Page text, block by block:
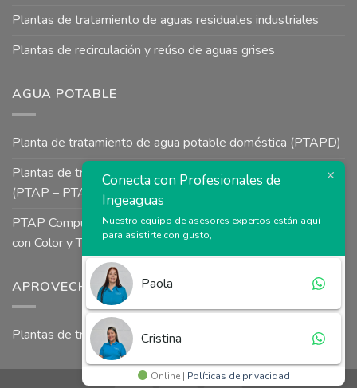
Plantas de tratamiento de aguas residuales industriales
Plantas de recirculación y reúso de aguas grises
AGUA POTABLE
Planta de tratamiento de agua potable doméstica (PTAPD)
Plantas de tratamiento de agua potable para uso industrial
(PTAP – PTAI)
PTAP Compuesta a Presión tipo Uso Colectivo para Aguas
con Color y Turbiedad
APROVECHAMIENTO DE AGUAS LLUVIAS
Plantas de tratamiento agua lluvia
Conecta con Profesionales de
Ingeaguas
Nuestro equipo de asesores expertos están aquí
para asistirte con gusto,
Paola
Cristina
Online | Políticas de privacidad